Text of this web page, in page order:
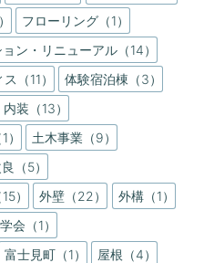
フローリング（1）
ン・リニューアル（14）
（11）
体験宿泊棟（3）
内装（13）
）
土木事業（9）
（5）
） 外壁（22）
外構（1）
会（1）
富士見町（1）
屋根（4）